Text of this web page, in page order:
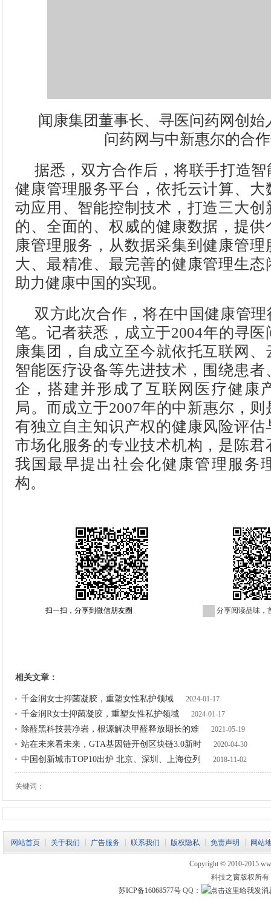
闻康集团董事长、寻医问药网创
问药网与中新惠尔的合
据悉，双方合作后，将联手打造
健康管理服务平台，依托云计算、大
动应用、智能控制技术，打造三大创
的、全面的、权威的健康数据，提
康管理服务，从数据采集到健康管
大、最精准、最完善的健康管理生
助力健康中国的实现。
双方此次合作，将在中国健康管
笔。记者获悉，成立于2004年的寻
康集团，自成立至今就依托互联网
智能医疗设备等先进技术，围绕患
企，搭建并形成了互联网医疗健康
局。而成立于2007年的中新惠尔，
有独立自主知识产权的健康风险评估
市场化服务的专业技术机构，是陈君
我国最早提出社会化健康管理服务
构。
扫一扫，分享到微信朋友圈 分享阅读品味，
相关文章：
千金润女士抑菌凝胶，重塑女性私护领域 2024-01-17
千金润R女士抑菌凝胶，重塑女性私护领域 2024-01-17
除醛黑科技芸净岩，根源解决甲醛释放期长的难 2021-05-19
站在未来看未来，GTA基因链开创区块链3.0新时 2020-04-30
中国创新城市TOP10出炉 北京、深圳、上海位列 2018-11-02
关键词：
网站首页 关于我们 广告服务 联系我们 版权隐私 免责声明 网站
Copyright © 2010-2015
科技之窗版权所
苏ICP备16068577号 QQ：